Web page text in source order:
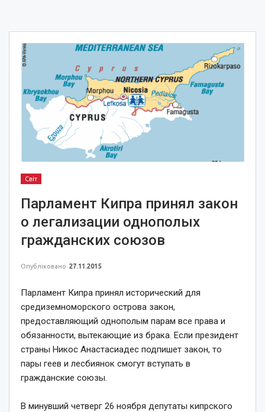
Світ
Парламент Кипра принял закон
о легализации однополых
гражданских союзов
Опубліковано 27.11.2015
Парламент Кипра принял исторический для
средиземноморского острова закон,
предоставляющий однополым парам все права и
обязанности, вытекающие из брака. Если президент
страны Никос Анастасиадес подпишет закон, то
пары геев и лесбиянок смогут вступать в
гражданские союзы.
В минувший четверг 26 ноября депутаты кипрского